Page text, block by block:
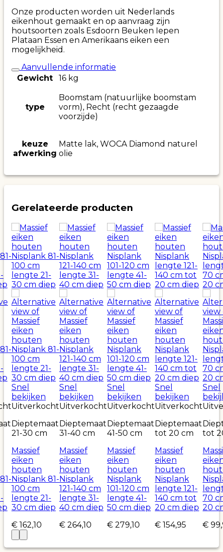
Onze producten worden uit Nederlands
eikenhout gemaakt en op aanvraag zijn
houtsoorten zoals Esdoorn Beuken Iepen
Plataan Essen en Amerikaans eiken een
mogelijkheid.
Aanvullende informatie
Gewicht
16 kg
type
Boomstam (natuurlijke boomstam
vorm), Recht (recht gezaagde
voorzijde)
keuze
afwerking
Matte lak, WOCA Diamond naturel
olie
Gerelateerde producten
Snel
bekijken
Uitverkocht
Dieptemaat
21-30 cm
Massief
eiken
houten
Nisplank 81-
100 cm
lengte 21-
30 cm diep
€162,10
Snel
bekijken
Uitverkocht
Dieptemaat
31-40 cm
Massief
eiken
houten
Nisplank
121-140 cm
lengte 31-
40 cm diep
€ 264,10
Snel
bekijken
Uitverkocht
Dieptemaat
41-50 cm
Massief
eiken
houten
Nisplank
101-120 cm
lengte 41-
50 cm diep
€ 279,10
Snel
bekijken
Uitverkocht
Dieptemaat
tot 20 cm
Massief
eiken
houten
Nisplank
lengte 121-
140 cm tot
20 cm diep
€ 154,95
Snel
tot
70
20
€